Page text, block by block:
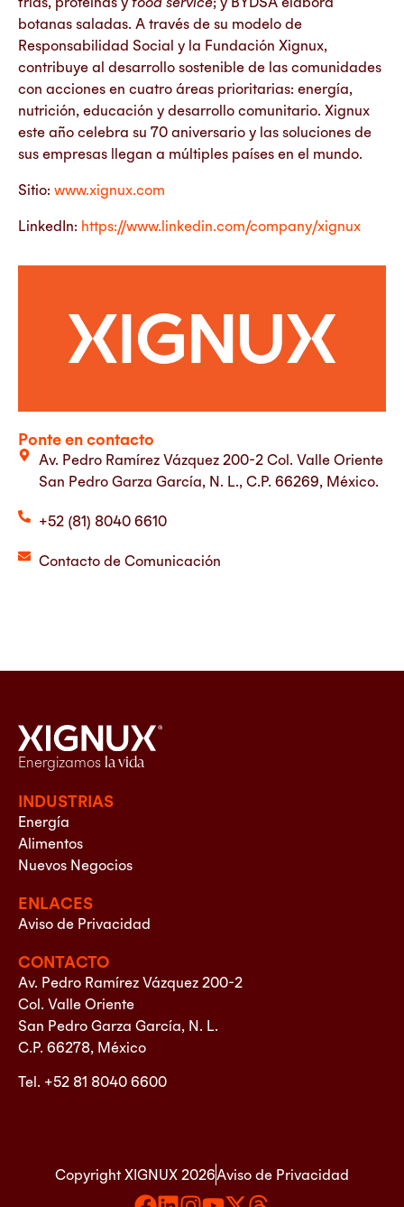
botanas saladas. A través de su modelo de
Responsabilidad Social y la Fundación Xignux,
contribuye al desarrollo sostenible de las comunidades
con acciones en cuatro áreas prioritarias: energía,
nutrición, educación y desarrollo comunitario. Xignux
este año celebra su 70 aniversario y las soluciones de
sus empresas llegan a múltiples países en el mundo.
Sitio: www.xignux.com
LinkedIn: https://www.linkedin.com/company/xignux
Ponte en contacto
Av. Pedro Ramírez Vázquez 200-2 Col. Valle Oriente
San Pedro Garza García, N. L., C.P. 66269, México.
+52 (81) 8040 6610
Contacto de Comunicación
Energizamos la vida
INDUSTRIAS
Energía
Alimentos
Nuevos Negocios
ENLACES
Aviso de Privacidad
CONTACTO
Av. Pedro Ramírez Vázquez 200-2
Col. Valle Oriente
San Pedro Garza García, N. L.
C.P. 66278, México
Tel. +52 81 8040 6600
Copyright XIGNUX 2026Aviso de Privacidad